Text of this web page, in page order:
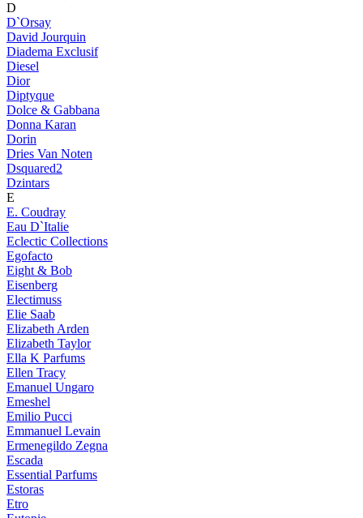
D
D`Orsay
David Jourquin
Diadema Exclusif
Diesel
Dior
Diptyque
Dolce & Gabbana
Donna Karan
Dorin
Dries Van Noten
Dsquared2
Dzintars
E
E. Coudray
Eau D`Italie
Eclectic Collections
Egofacto
Eight & Bob
Eisenberg
Electimuss
Elie Saab
Elizabeth Arden
Elizabeth Taylor
Ella K Parfums
Ellen Tracy
Emanuel Ungaro
Emeshel
Emilio Pucci
Emmanuel Levain
Ermenegildo Zegna
Escada
Essential Parfums
Estoras
Etro